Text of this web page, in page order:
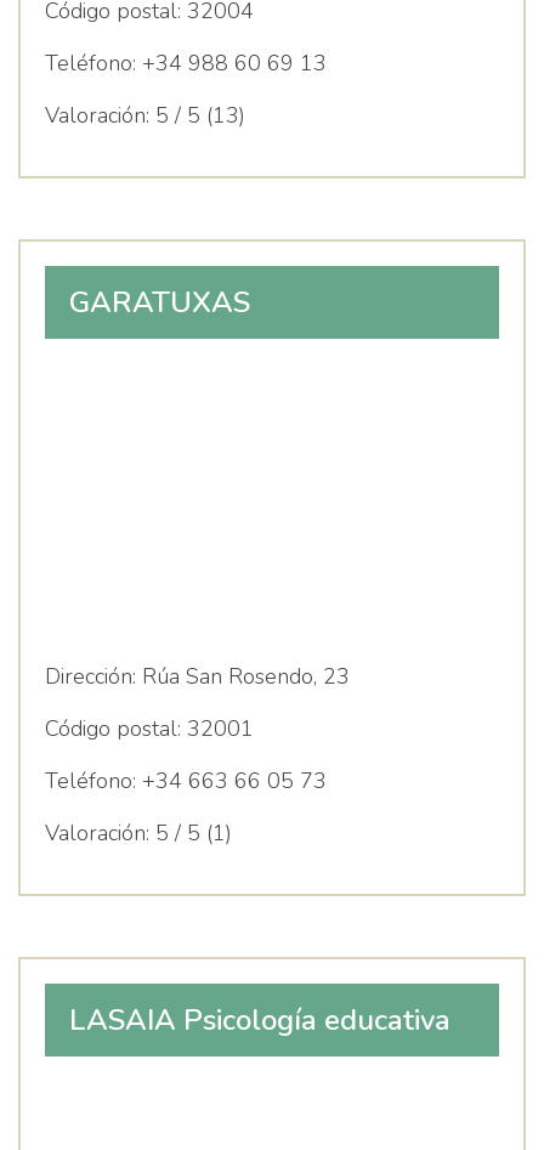
Código postal: 32004
Teléfono: +34 988 60 69 13
Valoración: 5 / 5 (13)
GARATUXAS
Dirección: Rúa San Rosendo, 23
Código postal: 32001
Teléfono: +34 663 66 05 73
Valoración: 5 / 5 (1)
LASAIA Psicología educativa